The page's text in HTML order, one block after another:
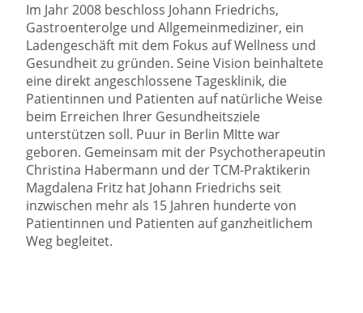
Im Jahr 2008 beschloss Johann Friedrichs,
Gastroenterolge und Allgemeinmediziner, ein
Ladengeschäft mit dem Fokus auf Wellness und
Gesundheit zu gründen. Seine Vision beinhaltete
eine direkt angeschlossene Tagesklinik, die
Patientinnen und Patienten auf natürliche Weise
beim Erreichen Ihrer Gesundheitsziele
unterstützen soll. Puur in Berlin MItte war
geboren. Gemeinsam mit der Psychotherapeutin
Christina Habermann und der TCM-Praktikerin
Magdalena Fritz hat Johann Friedrichs seit
inzwischen mehr als 15 Jahren hunderte von
Patientinnen und Patienten auf ganzheitlichem
Weg begleitet.